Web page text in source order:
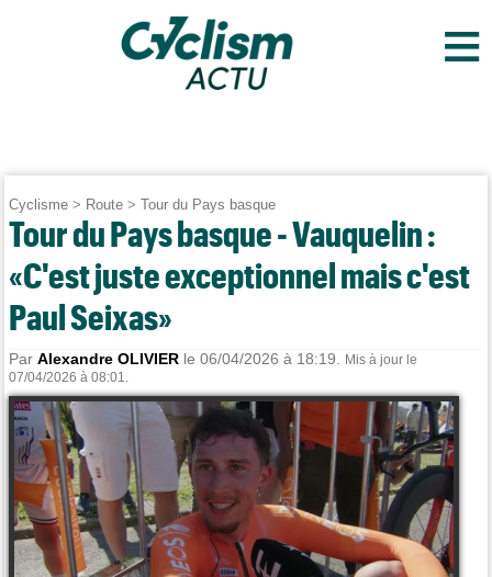
≡
Cyclisme > Route >Tour du Pays basque
Tour du Pays basque - Vauquelin :
«C'est juste exceptionnel mais c'est
Paul Seixas»
ParAlexandre OLIVIER le 06/04/2026 à 18:19.
Mis à jour le
07/04/2026 à 08:01.